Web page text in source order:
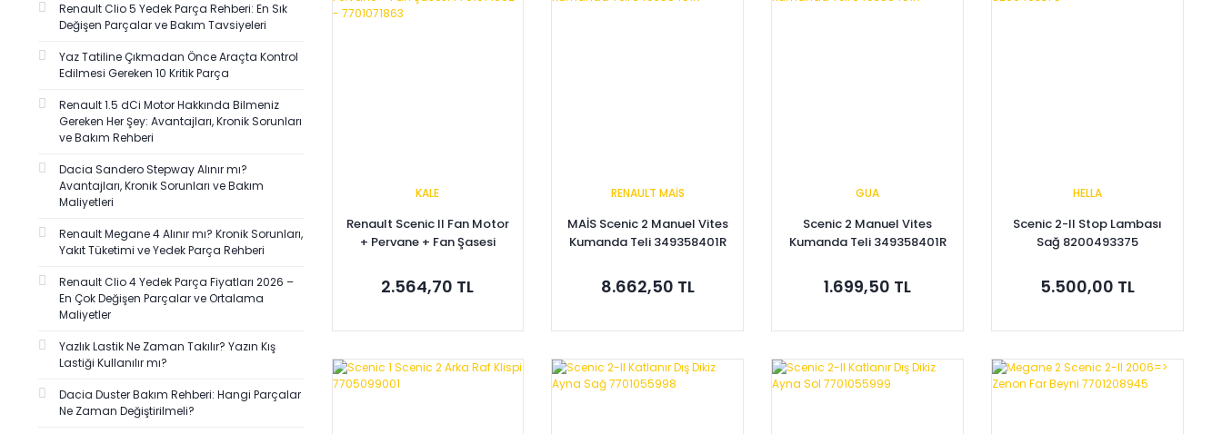
KUZEN (1)
MOTRİO (1)
SİSMAK (1)
TRW (1)
YAZI MONOGRAM (1)
Renault Clio 5 Yedek Parça Rehberi: En Sık
Değişen Parçalar ve Bakım Tavsiyeleri
Yaz Tatiline Çıkmadan Önce Araçta Kontrol
Edilmesi Gereken 10 Kritik Parça
Renault 1.5 dCi Motor Hakkında Bilmeniz
Gereken Her Şey: Avantajları, Kronik Sorunları
ve Bakım Rehberi
Dacia Sandero Stepway Alınır mı?
Avantajları, Kronik Sorunları ve Bakım
Maliyetleri
Renault Megane 4 Alınır mı? Kronik Sorunları,
Yakıt Tüketimi ve Yedek Parça Rehberi
Renault Clio 4 Yedek Parça Fiyatları 2026 –
En Çok Değişen Parçalar ve Ortalama
Maliyetler
Yazlık Lastik Ne Zaman Takılır? Yazın Kış
Lastiği Kullanılır mı?
Dacia Duster Bakım Rehberi: Hangi Parçalar
Ne Zaman Değiştirilmeli?
KALE
Renault Scenic II Fan Motor
+ Pervane + Fan Şasesi
2.564,70 TL
Sepete Ekle
RENAULT MAİS
MAİS Scenic 2 Manuel Vites
Kumanda Teli 349358401R
8.662,50 TL
Sepete Ekle
GUA
Scenic 2 Manuel Vites
Kumanda Teli 349358401R
1.699,50 TL
Sepete Ekle
HELLA
Scenic 2-II Stop Lambası
Sağ 8200493375
5.500,00 TL
Sepete Ekle